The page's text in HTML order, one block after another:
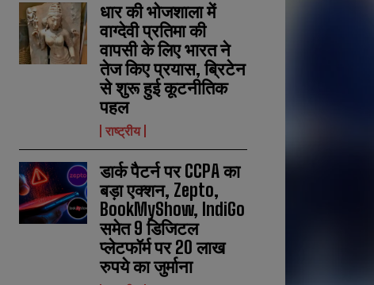
धार की भोजशाला में
वाग्देवी प्रतिमा की
वापसी के लिए भारत ने
तेज किए प्रयास, ब्रिटेन
से शुरू हुई कूटनीतिक
पहल
राष्ट्रीय
डार्क पैटर्न पर CCPA का
बड़ा एक्शन, Zepto,
BookMyShow, IndiGo
समेत 9 डिजिटल
प्लेटफॉर्म पर 20 लाख
रुपये का जुर्माना